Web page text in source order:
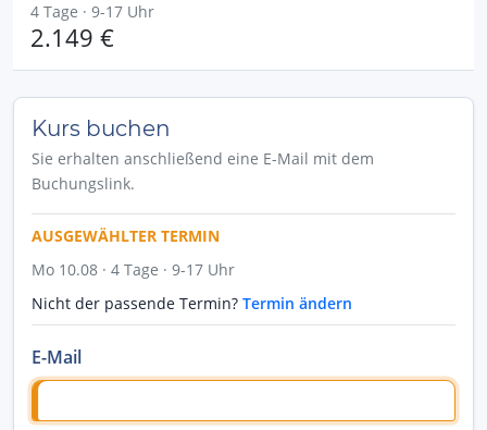
4 Tage · 9-17 Uhr
2.149 €
Kurs buchen
Sie erhalten anschließend eine E-Mail mit dem
Buchungslink.
AUSGEWÄHLTER TERMIN
Mo 10.08 · 4 Tage · 9-17 Uhr
Nicht der passende Termin? Termin ändern
E-Mail